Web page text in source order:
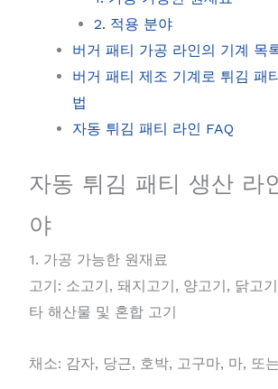
2. 적용 분야
버거 패티 가공 라인의 기계 목
버거 패티 제조 기계로 튀김 패
법
자동 튀김 패티 라인 FAQ
자동 튀김 패티 생산 라
야
1. 가공 가능한 원재료
고기: 소고기, 돼지고기, 양고기, 닭고
타 해산물 및 혼합 고기
채소: 감자, 당근, 호박, 고구마, 마, 또